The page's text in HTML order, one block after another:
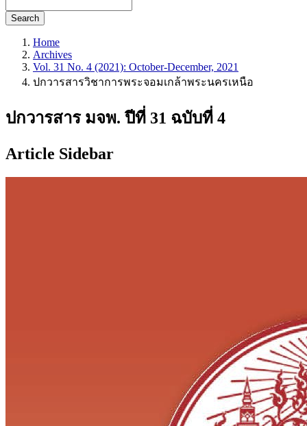
Search
Home
Archives
Vol. 31 No. 4 (2021): October-December, 2021
ปกวารสารวิชาการพระจอมเกล้าพระนครเหนือ
ปกวารสาร มจพ. ปีที่ 31 ฉบับที่ 4
Article Sidebar